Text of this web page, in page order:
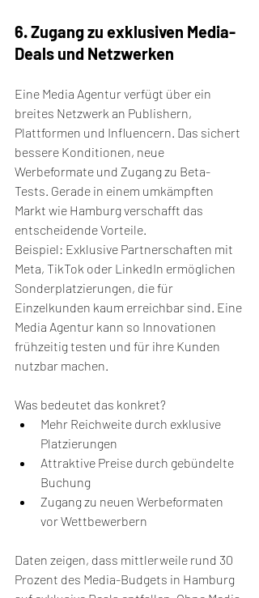
6. Zugang zu exklusiven Media-
Deals und Netzwerken
Eine Media Agentur verfügt über ein
breites Netzwerk an Publishern,
Plattformen und Influencern. Das sichert
bessere Konditionen, neue
Werbeformate und Zugang zu Beta-
Tests. Gerade in einem umkämpften
Markt wie Hamburg verschafft das
entscheidende Vorteile.
Beispiel: Exklusive Partnerschaften mit
Meta, TikTok oder LinkedIn ermöglichen
Sonderplatzierungen, die für
Einzelkunden kaum erreichbar sind. Eine
Media Agentur kann so Innovationen
frühzeitig testen und für ihre Kunden
nutzbar machen.
Was bedeutet das konkret?
Mehr Reichweite durch exklusive
Platzierungen
Attraktive Preise durch gebündelte
Buchung
Zugang zu neuen Werbeformaten
vor Wettbewerbern
Daten zeigen, dass mittlerweile rund 30
Prozent des Media-Budgets in Hamburg